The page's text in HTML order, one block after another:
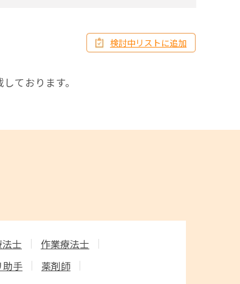
検討中リストに追加
ております。
士
作業療法士
助手
薬剤師